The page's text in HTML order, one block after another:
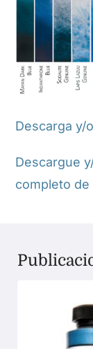
Descarga y/
Descargue
completo de